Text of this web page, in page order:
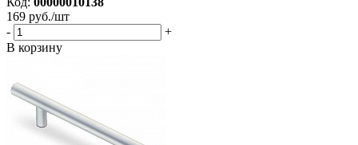
169 руб./шт
-
+
В корзину